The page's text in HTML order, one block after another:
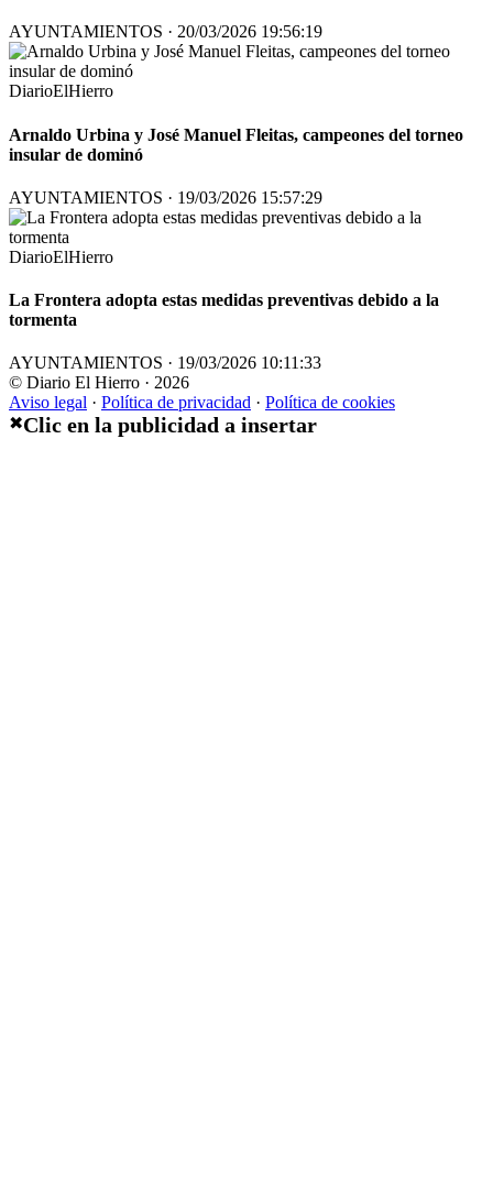
AYUNTAMIENTOS · 20/03/2026 19:56:19
DiarioElHierro
Arnaldo Urbina y José Manuel Fleitas, campeones del torneo
insular de dominó
AYUNTAMIENTOS · 19/03/2026 15:57:29
DiarioElHierro
La Frontera adopta estas medidas preventivas debido a la
tormenta
AYUNTAMIENTOS · 19/03/2026 10:11:33
© Diario El Hierro · 2026
Aviso legal · Política de privacidad · Política de cookies
✖Clic en la publicidad a insertar